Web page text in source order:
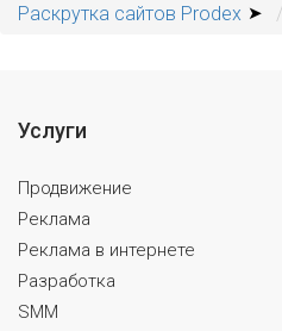
Раскрутка сайтов Prodex
Услуги
Продвижение
Реклама
Реклама в интернете
Разработка
SMM